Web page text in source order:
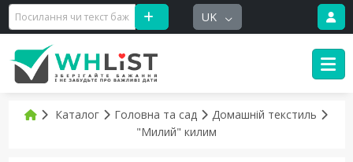
UK
Каталог Головна та сад
Домашній текстиль
"Милий" килим